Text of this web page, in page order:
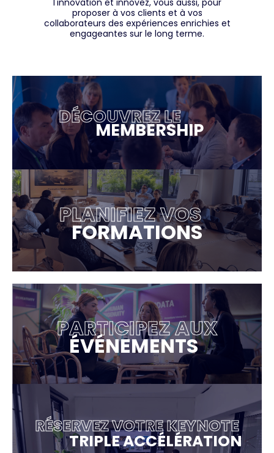
l'innovation et innovez, vous aussi, pour
proposer à vos clients et à vos
collaborateurs des expériences enrichies et
engageantes sur le long terme.
DÉCOUVREZ LE
MEMBERSHIP
PLANIFIEZ VOS
FORMATIONS
PARTICIPEZ AUX
ÉVÉNEMENTS
RÉSERVEZ VOTRE KEYNOTE
TRIPLE ACCÉLÉRATION